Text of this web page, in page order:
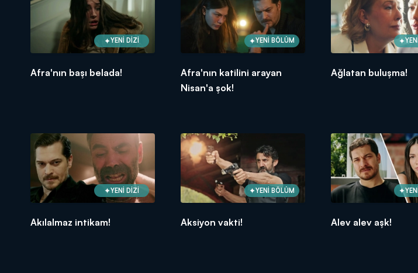
YENİ DİZİ
Afra'nın başı belada!
YENİ BÖLÜM
Afra'nın katilini arayan
Nisan'a şok!
Ağlatan buluşma!
YENİ DİZİ
Akılalmaz intikam!
YENİ BÖLÜM
Aksiyon vakti! Alev alev aşk!